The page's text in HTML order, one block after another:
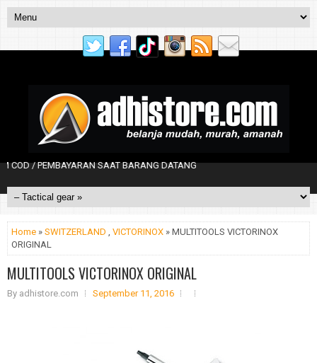
SAAT BARANG DATANG
Home » SWITZERLAND , VICTORINOX » MULTITOOLS VICTORINOX
ORIGINAL
MULTITOOLS VICTORINOX ORIGINAL
By adhistore.com September 11, 2016